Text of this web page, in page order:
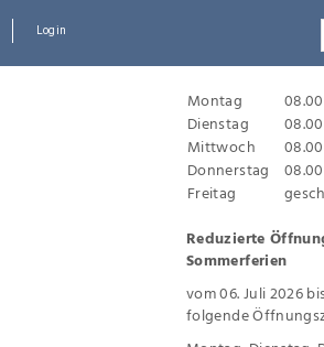
Login
Montag
Dienstag
Mittwoch
Donnerstag
Freitag
Reduzierte
Sommerferien
vom 06. Juli 2026
folgende